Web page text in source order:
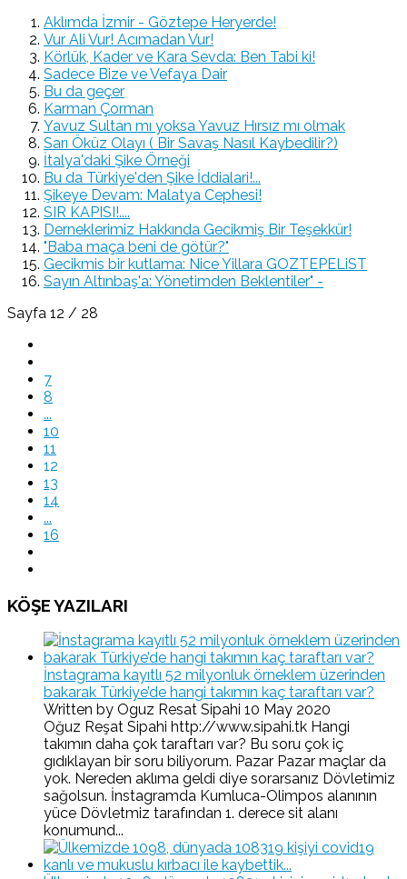
Aklımda İzmir - Göztepe Heryerde!
Vur Ali Vur! Acımadan Vur!
Körlük, Kader ve Kara Sevda: Ben Tabi ki!
Sadece Bize ve Vefaya Dair
Bu da geçer
Karman Çorman
Yavuz Sultan mı yoksa Yavuz Hırsız mı olmak
Sarı Öküz Olayı ( Bir Savaş Nasıl Kaybedilir?)
İtalya'daki Şike Örneği
Bu da Türkiye'den Şike İddialari!...
Şikeye Devam: Malatya Cephesi!
SIR KAPISI!....
Derneklerimiz Hakkında Gecikmiş Bir Teşekkür!
"Baba maça beni de götür?"
Gecikmis bir kutlama: Nice Yillara GOZTEPELiST
Sayın Altınbaş'a: Yönetimden Beklentiler" -
Sayfa 12 / 28
7
8
...
10
11
12
13
14
...
16
KÖŞE YAZILARI
İnstagrama kayıtlı 52 milyonluk örneklem üzerinden
bakarak Türkiye’de hangi takımın kaç taraftarı var?
Written by Oguz Resat Sipahi 10 May 2020
Oğuz Reşat Sipahi http://www.sipahi.tk Hangi
takımın daha çok taraftarı var? Bu soru çok iç
gıdıklayan bir soru biliyorum. Pazar Pazar maçlar da
yok. Nereden aklıma geldi diye sorarsanız Dövletimiz
sağolsun. İnstagramda Kumluca-Olimpos alanının
yüce Dövletmiz tarafından 1. derece sit alanı
konumund...